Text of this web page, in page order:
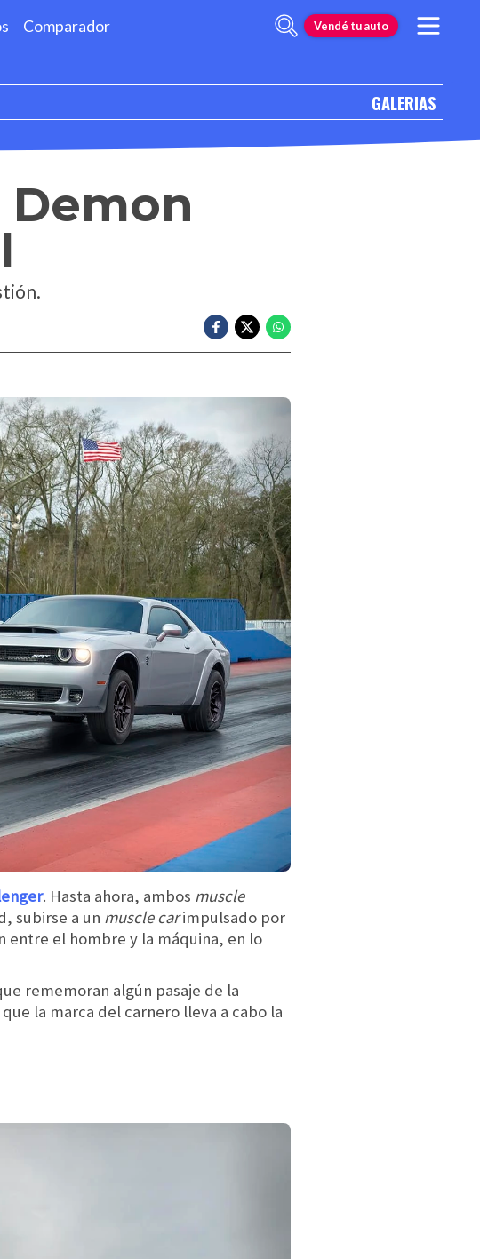
Comparador Vendé tu auto
GALERIAS
Demon
. Hasta ahora, ambos muscle
subirse a un muscle carimpulsado por
entre el hombre y la máquina, en lo
rememoran algún pasaje de la
la marca del carnero lleva a cabo la